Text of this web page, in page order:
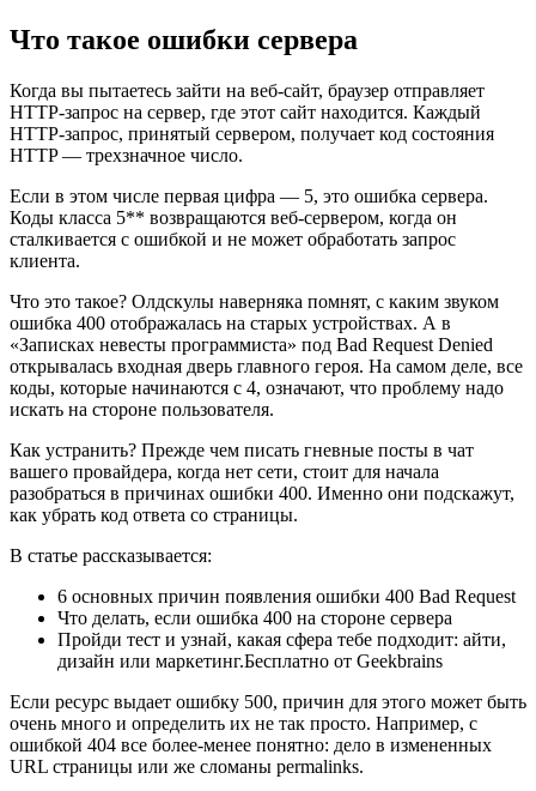
Что такое ошибки сервера
Когда вы пытаетесь зайти на веб-сайт, браузер отправляет
HTTP-запрос на сервер, где этот сайт находится. Каждый
HTTP-запрос, принятый сервером, получает код состояния
HTTP — трехзначное число.
Если в этом числе первая цифра — 5, это ошибка сервера.
Коды класса 5** возвращаются веб-сервером, когда он
сталкивается с ошибкой и не может обработать запрос
клиента.
Что это такое? Олдскулы наверняка помнят, с каким звуком
ошибка 400 отображалась на старых устройствах. А в
«Записках невесты программиста» под Bad Request Denied
открывалась входная дверь главного героя. На самом деле, все
коды, которые начинаются с 4, означают, что проблему надо
искать на стороне пользователя.
Как устранить? Прежде чем писать гневные посты в чат
вашего провайдера, когда нет сети, стоит для начала
разобраться в причинах ошибки 400. Именно они подскажут,
как убрать код ответа со страницы.
В статье рассказывается:
6 основных причин появления ошибки 400 Bad Request
Что делать, если ошибка 400 на стороне сервера
Пройди тест и узнай, какая сфера тебе подходит: айти,
дизайн или маркетинг.Бесплатно от Geekbrains
Если ресурс выдает ошибку 500, причин для этого может быть
очень много и определить их не так просто. Например, с
ошибкой 404 все более-менее понятно: дело в измененных
URL страницы или же сломаны permalinks.